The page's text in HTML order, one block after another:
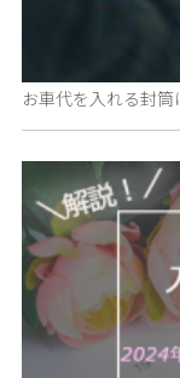
お車代を入れる封